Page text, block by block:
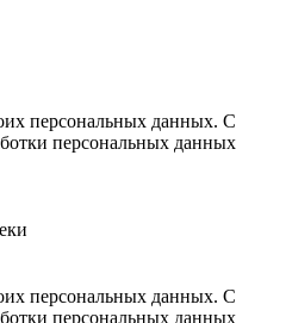
персональных данных. С
персональных данных
персональных данных. С
персональных данных